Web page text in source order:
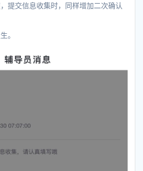
提交信息收集时，同样增加二次确认
。